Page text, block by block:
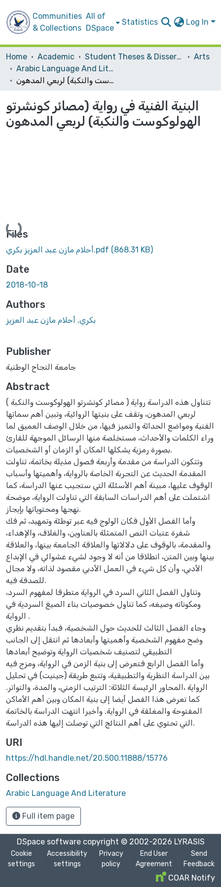
Communities
& Collections
All of
DSpace
Statistics Log In
Home Academic Student Theses & Dissertations
Arts
Arabic Language And Literature
البنية الفنية في رواية (مصائر كونشرتو الهولوكوست والنكبة) لربعي المدهون
البنية الفنية في رواية (مصائر كونشرتو
الهولوكوست والنكبة) لربعي المدهون
Loading...
Files
أحلام مازن عبد العزيز بكري.pdf (868.31 KB)
Date
2018-10-18
Authors
بكري, أحلام مازن عبد العزيز
Publisher
جامعة النجاح الوطنية
Abstract
تتناول هذه الدراسة رواية ( مصائر كونشرتو الهولوكوست والنكبة )
لربعي المدهون، وتقف على بنيتها الروائية، وتبين أهم سماتها
الفنية ومواضع الحداثة والتميز فيها، من خلال الوصف العميق لما
وراء الكلمات والأحداث، مستخلصة منها الرسائل الموجهة للقارئ
بصورة رمزية يشكلها المكان أو الزمان أو الشخصيات.
وتتكون الدراسة من مقدمة وأربعة فصول مذيلة بخاتمة، تناولت
المقدمة الحديث عن التجربة الخاصة بالرواية، وأهميتها وأسباب
الوقوف عليها، مبينة أهم الأسئلة التي ستجيب عنها الدراسة، كما
اشتملت على أهم الدراسات السابقة التي تناولت الرواية، موضحة
نهجها ومحتوياتها بإيجاز.
وأما الفصل الأول فكان الولوج فيه عبر توطئة وتمهيد، ثم فك
شفرة عتبات النص المتمثلة بالعناوين، والغلاف، والإهداء،
والمقدمة، بالوقوف على دلالاتها والعلاقة الجامعة بينها، والعلاقة
بينها وبين المتن، انطلاقا من أنه لا وجود لشيء عشوائي في الإبداع
الأدبي، وأن كل شيء في العمل الأدبي مقصود لذاته، ولا مجال
للصدفة فيه.
وتناول الفصل الثاني السرد في الرواية متطرقا لمفهوم السرد،
ومكوناته وصيغه، كما تناول خصوصيات بناء الصيغ السردية في
الرواية .
وجاء الفصل الثالث للحديث حول الشخصية، فبدأ بتقديم نظري
وضح مفهوم الشخصية وأهميتها وأبعادها ثم انتقل إلى الجانب
التطبيقي لتصنيف شخصيات الرواية وتوضيح أبعادها
وأما الفصل الرابع فتعرض إلى بنية الزمن في الرواية، ومزج فيه
بين الدراسة النظرية والتطبيقية، وتتبع طريقة (جينيت) في تحليل
الرواية ،المحاور الرئيسة الثلاثة: الترتيب الزمني، والمدة، والتواتر.
كما تعرض هذا الفصل أيضا إلى بنية المكان وبين أهم الأماكن
المفتوحة والمغلقة في الرواية. وأخيرا انتهت الدراسة بالخاتمة
التي تحتوي على أهم النتائج التي توصلت إليها هذه الدراسة.
URI
https://hdl.handle.net/20.500.11888/15776
Collections
Arabic Language And Literature
Full item page
DSpace softwarecopyright © 2002-2026 LYRASIS
Cookie
settings
Accessibility
settings
Privacy
policy
End User
Agreement
Send
Feedback
COAR Notify